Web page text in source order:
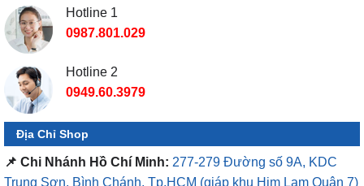
Hotline 2
Địa Chỉ Shop
📌 Chi Nhánh Hồ Chí Minh: 277-279 Đường số 9A, KDC
Trung Sơn, Bình Chánh, Tp.HCM
📌 Chi Nhánh Bình Dương: 93 Trương Định, P. Hiệp Thành,